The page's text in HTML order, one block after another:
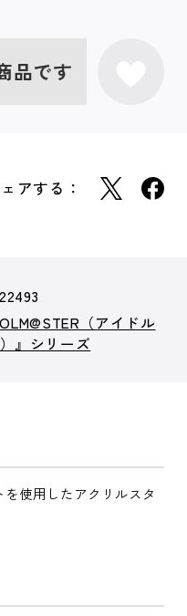
品です
アする：
（アイドル
』シリーズ
使用したアクリルスタ